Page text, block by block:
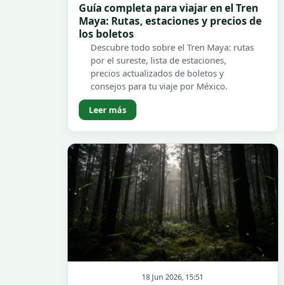
Guía completa para viajar en el Tren
Maya: Rutas, estaciones y precios de
los boletos
Descubre todo sobre el Tren Maya: rutas
por el sureste, lista de estaciones,
precios actualizados de boletos y
consejos para tu viaje por México.
Leer más
18 Jun 2026, 15:51